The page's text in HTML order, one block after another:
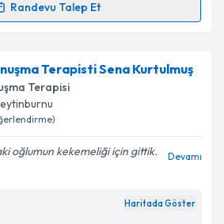
kabul ediyorum.
Randevu Talep Et
Talebi
Keskiniçin randevu takvimi
bu uzmandan randevu almanız
e-posta ile
Terapisti Sena Kurtulmuş
Terapisi
oğlumun kekemeliği için gittik.
Devamı
Haritada Göster